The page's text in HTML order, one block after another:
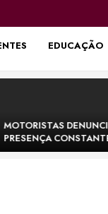
EDUCAÇÃO
MOTORISTAS
PRESENÇA
DE BOVINOS NA BR-